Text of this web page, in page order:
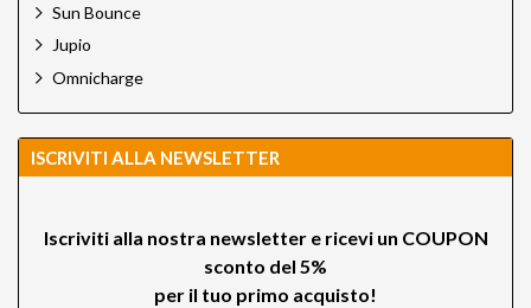
Sun Bounce
Jupio
Omnicharge
ISCRIVITI ALLA NEWSLETTER
Iscriviti alla nostra newsletter e ricevi un COUPON
sconto del 5%
per il tuo primo acquisto!